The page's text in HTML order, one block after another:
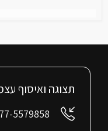
תצוגה ואיסוף
5579858